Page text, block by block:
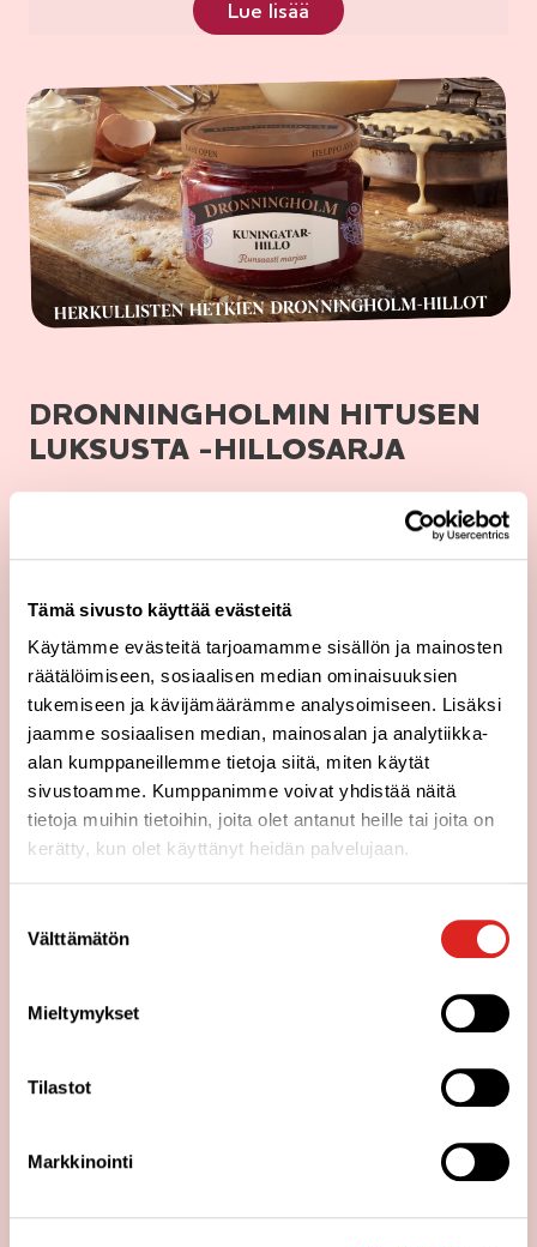
Tämä sivusto käyttää evästeitä
Käytämme evästeitä tarjoamamme sisällön ja mainosten
räätälöimiseen, sosiaalisen median ominaisuuksien
tukemiseen ja kävijämäärämme analysoimiseen. Lisäksi
jaamme sosiaalisen median, mainosalan ja analytiikka-
alan kumppaneillemme tietoja siitä, miten käytät
sivustoamme. Kumppanimme voivat yhdistää näitä
tietoja muihin tietoihin, joita olet antanut heille tai joita on
kerätty, kun olet käyttänyt heidän palvelujaan.
valinta
Välttämätön
Mieltymykset
Tilastot
Markkinointi
­Lue lisää
DRONNING­HOLMIN HITUSEN
LUKSUSTA -HILLOSARJA
1.6.2026. Laadukkaat Dronningholm hillot tuovat hitusen
luksusta ja paljon hyvää mieltä herkutteluhetkiisi
makuvaihtoehtojensa ansiosta.
Lue lisää
MUODOT